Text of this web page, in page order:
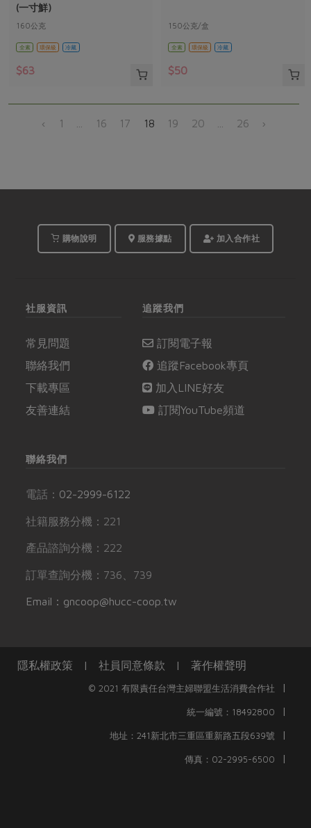
(一寸鮮)
160公克
全素 環保級 冷藏
$63
150公克/盒
全素 環保級 冷藏
$50
‹ 1 16 17 18 19 20 26 ›
購物說明 服務據點 加入合作社
社服資訊
常見問題
聯絡我們
下載專區
友善連結
追蹤我們
訂閱電子報
追蹤Facebook專頁
加入LINE好友
訂閱YouTube頻道
聯絡我們
電話： 02-2999-6122
社籍服務分機：221
產品諮詢分機：222
訂單查詢分機：736、739
Email：gncoop@hucc-coop.tw
隱私權政策 | 社員同意條款 | 著作權聲明
© 2021 有限責任台灣主婦聯盟生活消費合作社 |
統一編號：18492800 |
地址：241新北市三重區重新路五段639號 |
傳真：02-2995-6500 |